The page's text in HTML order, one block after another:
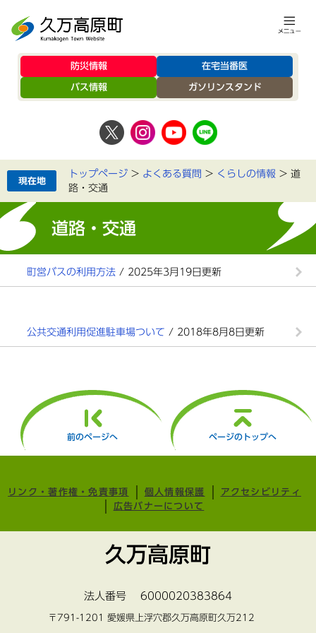
防災情報 在宅当番医
バス情報 ガソリンスタンド
トップページ > よくある質問 > くらしの情報 > 道
路・交通
道路・交通
町営バスの利用方法 / 2025年3月19日更新
公共交通利用促進駐車場ついて / 2018年8月8日更新
前のページへ ページのトップへ
リンク・著作権・免責事項 個人情報保護
アクセシビリティ
広告バナーについて
久万高原町
法人番号 6000020383864
〒791-1201 愛媛県上浮穴郡久万高原町久万212